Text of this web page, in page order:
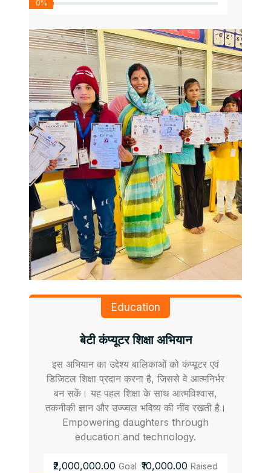
0%
Education
बेटी कंप्यूटर शिक्षा अभियान
इस अभियान का उद्देश्य बालिकाओं को कंप्यूटर एवं
डिजिटल शिक्षा प्रदान करना है, जिससे वे आत्मनिर्भर
बन सकें। यह पहल शिक्षा के साथ आत्मविश्वास,
तकनीकी ज्ञान और उज्ज्वल भविष्य की नींव रखती है।
Empowering daughters through
education and technology.
₹2,000,000.00 Goal ₹10,000.00 Raised